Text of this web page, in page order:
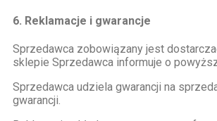
6. Reklamacje i gwarancje
Sprzedawca zobowiązany jest
sklepie Sprzedawca informuje o
Sprzedawca udziela gwarancji na
gwarancji.